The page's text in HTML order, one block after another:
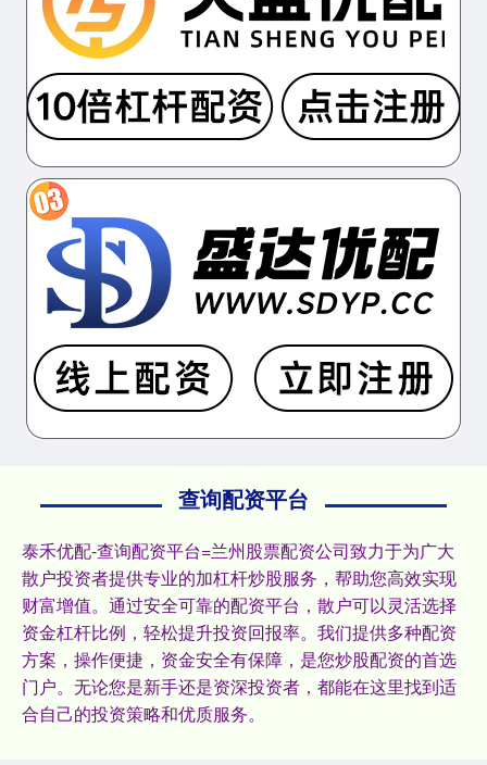
查询配资平台
泰禾优配-查询配资平台=兰州股票配资公司致力于为广大
散户投资者提供专业的加杠杆炒股服务，帮助您高效实现
财富增值。通过安全可靠的配资平台，散户可以灵活选择
资金杠杆比例，轻松提升投资回报率。我们提供多种配资
方案，操作便捷，资金安全有保障，是您炒股配资的首选
门户。无论您是新手还是资深投资者，都能在这里找到适
合自己的投资策略和优质服务。